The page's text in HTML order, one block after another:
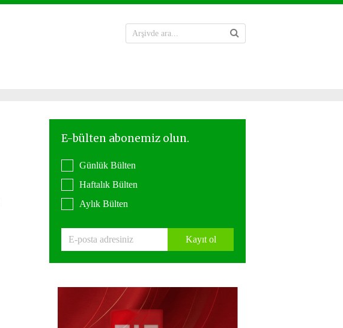
Günlük Bülten
Haftalık Bülten
Aylık Bülten
Kayıt ol